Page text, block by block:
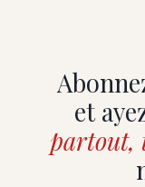
et
partout,